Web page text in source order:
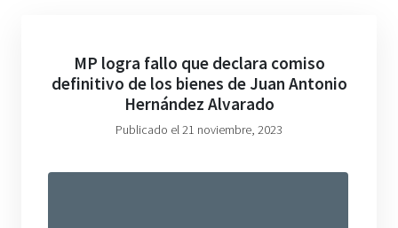
MP logra fallo que declara comiso
definitivo de los bienes de Juan Antonio
Hernández Alvarado
Publicado el 21 noviembre, 2023